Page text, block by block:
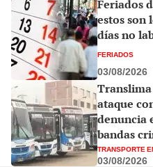
Feriados
estos son
días no
FERIADOS
03/08/2026
ataque
denuncia
bandas
TRANSPORTE
03/08/2026